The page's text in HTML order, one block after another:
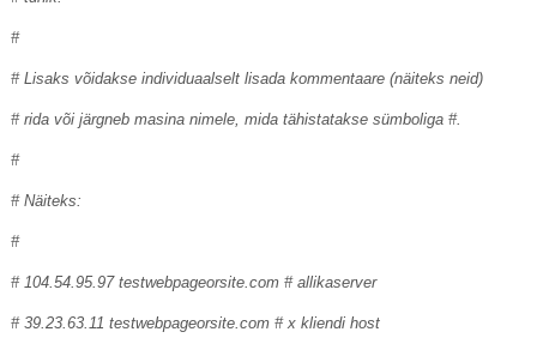
#
# Lisaks võidakse individuaalselt lisada kommentaare (näiteks neid)
# rida või järgneb masina nimele, mida tähistatakse sümboliga #.
#
# Näiteks:
#
# 104.54.95.97 testwebpageorsite.com# allikaserver
# 39.23.63.11 testwebpageorsite.com# x kliendi host